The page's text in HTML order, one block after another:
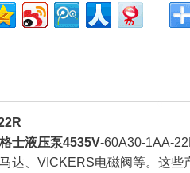
士液压泵4535V-60A30-1AA-
达、VICKERS电磁阀等。这些